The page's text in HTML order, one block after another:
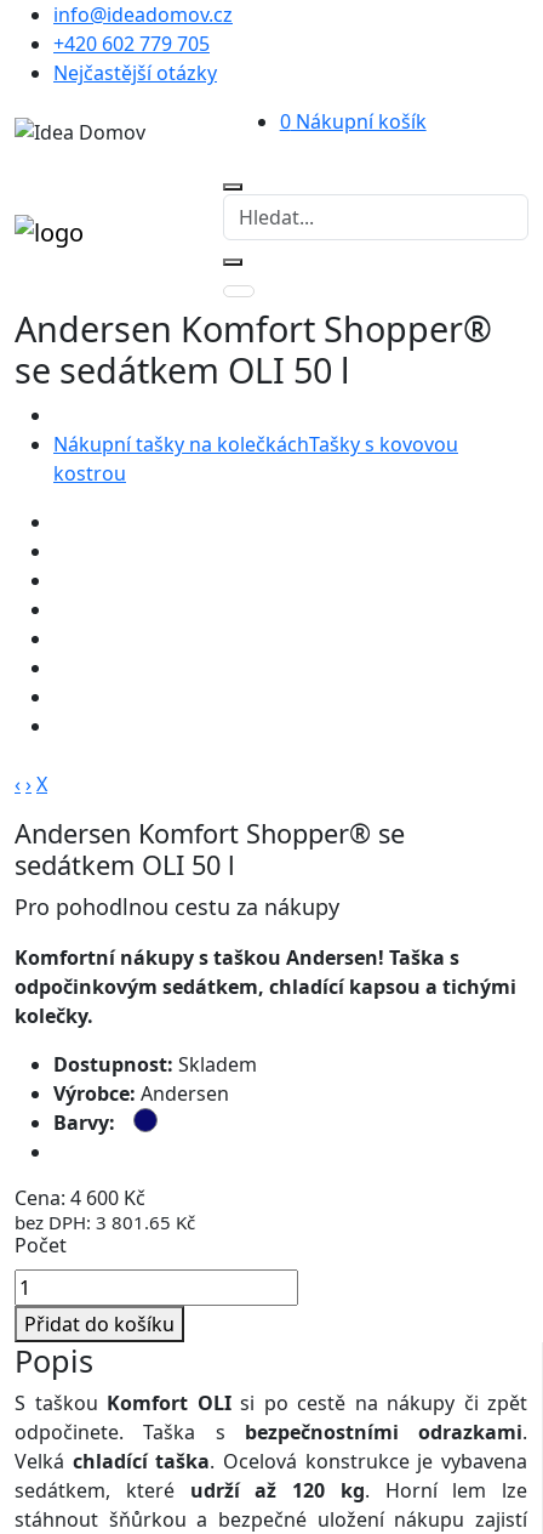
info@ideadomov.cz
+420 602 779 705
Nejčastější otázky
0Nákupní košík
Andersen Komfort Shopper®
se sedátkem OLI 50 l
Nákupní tašky na kolečkáchTašky s kovovou
kostrou
‹›X
Andersen Komfort Shopper® se
sedátkem OLI 50 l
Pro pohodlnou cestu za nákupy
Komfortní nákupy s taškou Andersen! Taška s
odpočinkovým sedátkem, chladící kapsou a tichými
kolečky.
Dostupnost: Skladem
Výrobce: Andersen
Barvy:
Cena: 4 600 Kč
bez DPH: 3 801.65 Kč
Počet
Přidat do košíku
Popis
S taškou Komfort OLI si po cestě na nákupy či zpět
odpočinete. Taška s bezpečnostními odrazkami.
Velká chladící taška. Ocelová konstrukce je vybavena
sedátkem, které udrží až 120 kg. Horní lem lze
stáhnout šňůrkou a bezpečné uložení nákupu zajistí